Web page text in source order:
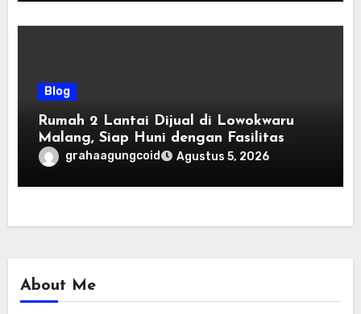
Blog
Rumah 2 Lantai Dijual di Lowokwaru
Malang, Siap Huni dengan Fasilitas
Premium | Graha Agung by Tomoland
grahaagungcoid Agustus 5, 2026
About Me